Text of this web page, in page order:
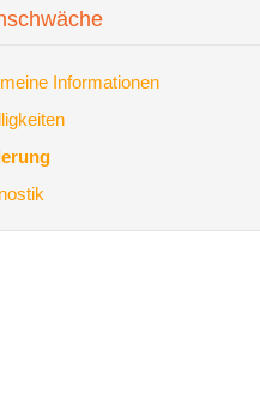
Informationen